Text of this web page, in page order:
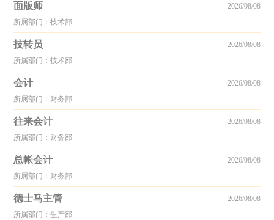
面版师
所属部门：技术部
2026/08/08
技转员
所属部门：技术部
2026/08/08
会计
所属部门：财务部
2026/08/08
往来会计
所属部门：财务部
2026/08/08
总帐会计
所属部门：财务部
2026/08/08
德士马主管
所属部门：生产部
2026/08/08